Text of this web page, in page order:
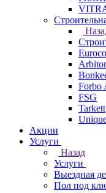
Forbo
FSG
Tarkett
Акции
Услуги
Назад
Услуги
Выездная
Пол под